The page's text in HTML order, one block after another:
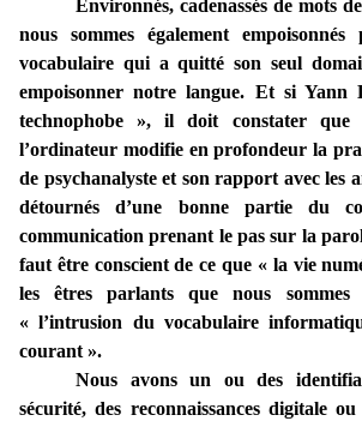
Environnés, cadenassés de mots
nous sommes également
vocabulaire qui a quitté son seul
empoisonner notre langue. Et si Yann
technophobe », il doit constater que
l’ordinateur modifie en profondeur la
de psychanalyste et son rapport avec les
détournés d’une bonne partie du
communication prenant le pas sur la
faut être conscient de ce que « la vie
les êtres parlants que nous
« l’intrusion du vocabulaire
courant ».
Nous avons un ou des
sécurité, des reconnaissances digitale